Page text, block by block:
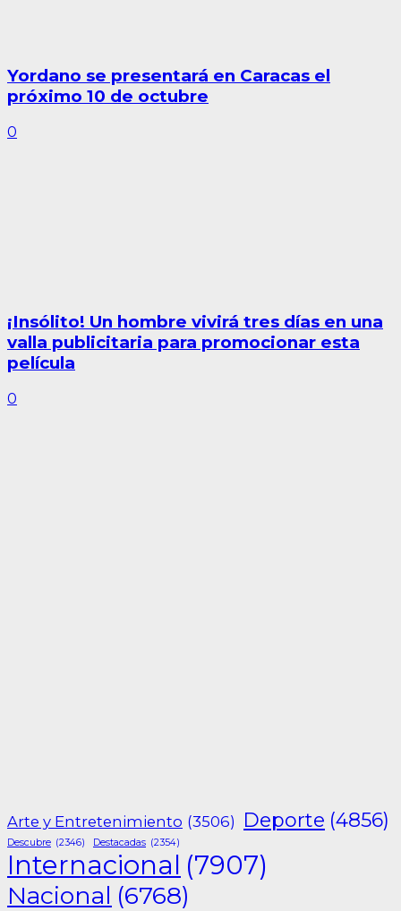
Yordano se presentará en Caracas el
próximo 10 de octubre
0
¡Insólito! Un hombre vivirá tres días en una
valla publicitaria para promocionar esta
película
0
Arte y Entretenimiento (3506) Deporte (4856)
Descubre (2346) Destacadas (2354)
Internacional (7907)
Nacional (6768)